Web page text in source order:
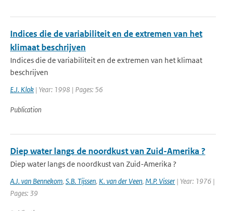
Indices die de variabiliteit en de extremen van het
klimaat beschrijven
Indices die de variabiliteit en de extremen van het klimaat
beschrijven
E.J. Klok | Year: 1998 | Pages: 56
Publication
Diep water langs de noordkust van Zuid-Amerika ?
Diep water langs de noordkust van Zuid-Amerika ?
A.J. van Bennekom, S.B. Tijssen, K. van der Veen, M.P. Visser | Year: 1976 |
Pages: 39